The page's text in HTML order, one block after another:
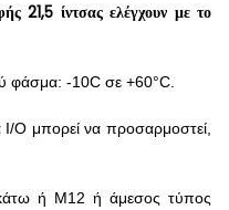
21,5 ίντσας ελέγχουν με το
φάσμα: -10C σε +60°C.
O μπορεί να προσαρμοστεί,
ή M12 ή άμεσος τύπος